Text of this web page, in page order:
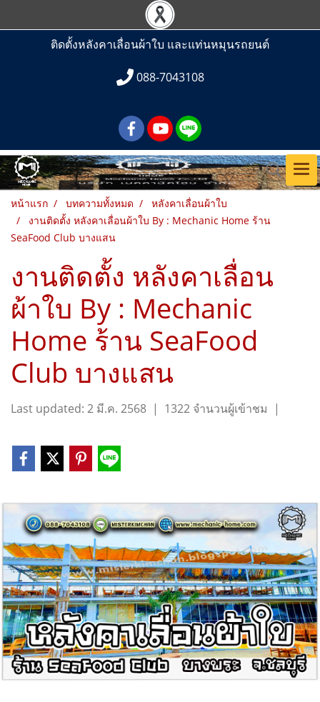
ติดตั้งหลังคาเลื่อนผ้าใบ และแท่นหมุนรถยนต์
088-7043108
หน้าแรก บทความทั้งหมด
หลังคาเลื่อนผ้าใบ
งานติดตั้ง หลังคาเลื่อนผ้าใบ By : Mechanic Home ร้าน
SeaFood Club บางแสน
งานติดตั้ง หลังคาเลื่อน
ผ้าใบ By : Mechanic
Home ร้าน SeaFood
Club บางแสน
Last updated: 2 มี.ค. 2568 | 1322 จำนวนผู้เข้าชม |